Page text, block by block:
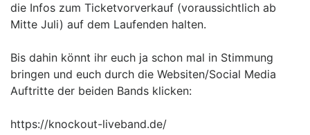
die Infos zum Ticketvorverkauf (voraussichtlich ab
Mitte Juli) auf dem Laufenden halten.
Bis dahin könnt ihr euch ja schon mal in Stimmung
bringen und euch durch die Websiten/Social Media
Auftritte der beiden Bands klicken:
https://knockout-liveband.de/